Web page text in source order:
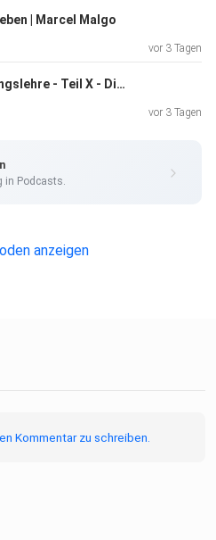
| Marcel Malgo
vor 3 Tagen
Biblische Entrückungslehre - Teil X - Die Hinwegnahme dessen, was noch aufhält | Norbert Lieth
vor 3 Tagen
in Podcasts.
anzeigen
Kommentar zu schreiben.